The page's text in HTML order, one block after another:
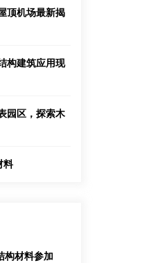
顶机场最新揭
构建筑应用现
园区，探索木
料
构材料参加